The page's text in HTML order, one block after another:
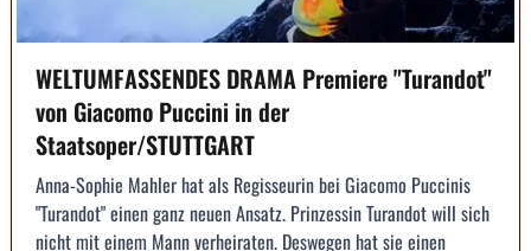
WELTUMFASSENDES DRAMA Premiere "Turandot"
von Giacomo Puccini in der
Staatsoper/STUTTGART
Anna-Sophie Mahler hat als Regisseurin bei Giacomo Puccinis
"Turandot" einen ganz neuen Ansatz. Prinzessin Turandot will sich
nicht mit einem Mann verheiraten. Deswegen hat sie einen